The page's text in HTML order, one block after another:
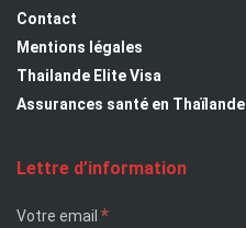
Contact
Mentions légales
Thailande Elite Visa
Assurances santé en Thaïlande
Lettre d’information
Votre email *